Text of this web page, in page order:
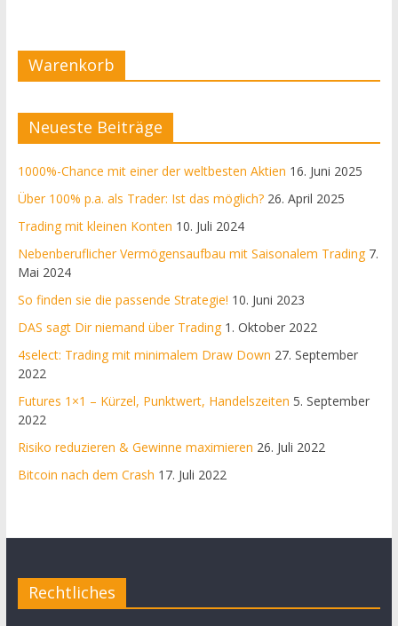
Warenkorb
Neueste Beiträge
1000%-Chance mit einer der weltbesten Aktien 16. Juni 2025
Über 100% p.a. als Trader: Ist das möglich? 26. April 2025
Trading mit kleinen Konten 10. Juli 2024
Nebenberuflicher Vermögensaufbau mit Saisonalem Trading 7.
Mai 2024
So finden sie die passende Strategie! 10. Juni 2023
DAS sagt Dir niemand über Trading 1. Oktober 2022
4select: Trading mit minimalem Draw Down 27. September
2022
Futures 1×1 – Kürzel, Punktwert, Handelszeiten 5. September
2022
Risiko reduzieren & Gewinne maximieren 26. Juli 2022
Bitcoin nach dem Crash 17. Juli 2022
Rechtliches